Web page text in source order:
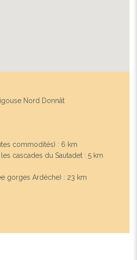
Nord Donnât
commodités) : 6 km
cascades du Sautadet : 5 km
gorges Ardèche) : 23 km